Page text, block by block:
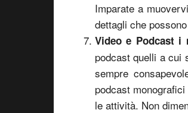
Imparate a
dettagli che
Video e Podcast i
podcast quelli a cui
sempre
podcast
le attività. Non